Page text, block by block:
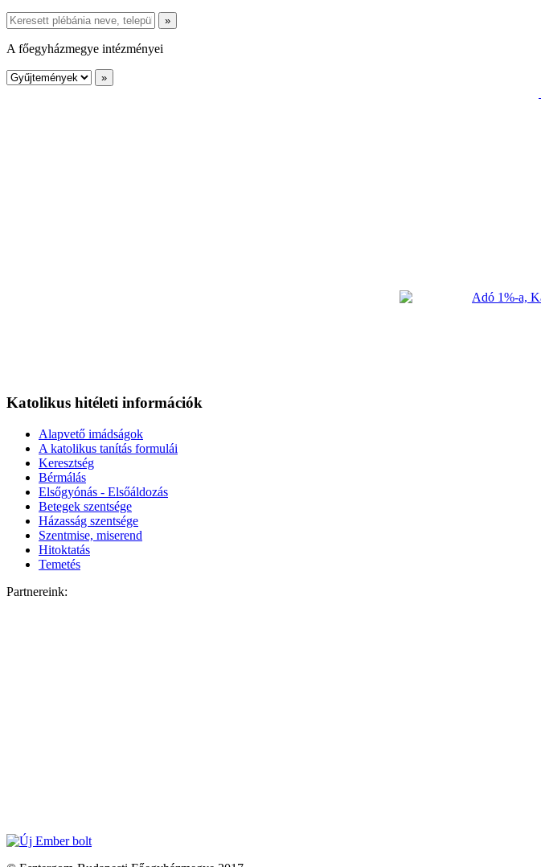
A főegyházmegye intézményei
Katolikus hitéleti információk
Alapvető imádságok
A katolikus tanítás formulái
Keresztség
Bérmálás
Elsőgyónás - Elsőáldozás
Betegek szentsége
Házasság szentsége
Szentmise, miserend
Hitoktatás
Temetés
Partnereink: